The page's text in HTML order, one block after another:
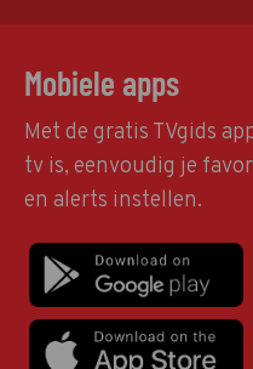
Mobiele apps
Met de gratis TVgids
tv is, eenvoudig je
en alerts instellen.